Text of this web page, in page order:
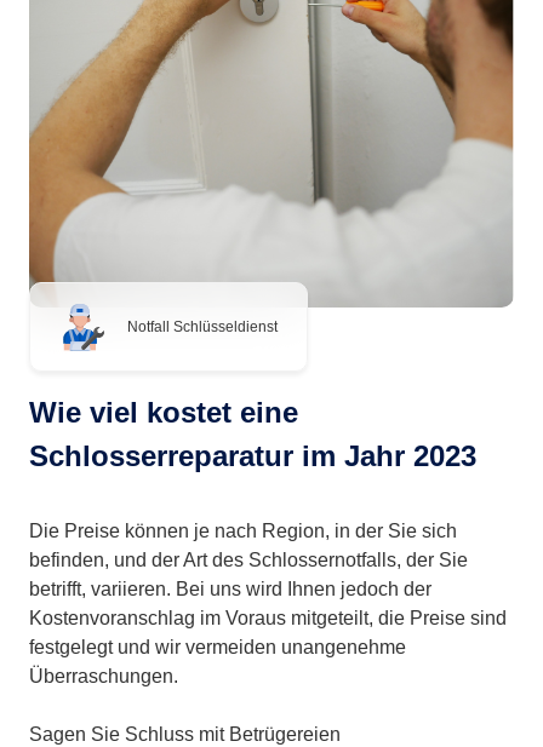
Notfall Schlüsseldienst
Wie viel kostet eine
Schlosserreparatur im Jahr 2023
Die Preise können je nach Region, in der Sie sich
befinden, und der Art des Schlossernotfalls, der Sie
betrifft, variieren. Bei uns wird Ihnen jedoch der
Kostenvoranschlag im Voraus mitgeteilt, die Preise sind
festgelegt und wir vermeiden unangenehme
Überraschungen.
Sagen Sie Schluss mit Betrügereien